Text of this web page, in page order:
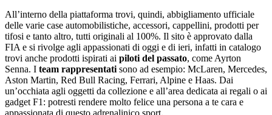
All’interno della piattaforma trovi, quindi, abbigliamento ufficiale
delle varie case automobilistiche, accessori, cappellini, prodotti per
tifosi e tanto altro, tutti originali al 100%. Il sito è approvato dalla
FIA e si rivolge agli appassionati di oggi e di ieri, infatti in catalogo
trovi anche prodotti ispirati ai piloti del passato, come Ayrton
Senna. I team rappresentati sono ad esempio: McLaren, Mercedes,
Aston Martin, Red Bull Racing, Ferrari, Alpine e Haas. Dai
un’occhiata agli oggetti da collezione e all’area dedicata ai regali o ai
gadget F1: potresti rendere molto felice una persona a te cara e